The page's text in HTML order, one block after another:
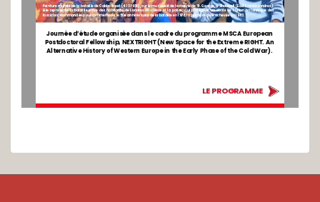
Journée d’étude organisée dans le cadre du programme MSCA European
Postdoctoral Fellowship, NEXTRIGHT (New Space for the Extreme RIGHT. An
Alternative History of Western Europe in the Early Phase of the Cold War).
LE PROGRAMME
LE PROGRAMME
Peinture murale de la bataille de Cable Street (4.10.1936), sur le mur ouest de la mairie de St. George, à Shadwell (East End de Londres).
Elle représente la bataille entre des habitants de Londres en colère et la police, qui protégeait un défilé de l'Union britannique des
fascistes. Commandée pour commémorer le 50e anniversaire de la bataille en 1976, la peinture a été achevée en 1983.